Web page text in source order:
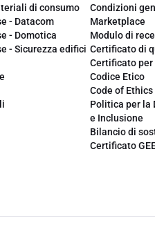
di consumo
- Datacom
- Domotica
- Sicurezza edifici
Condizioni
Marketplace
Modulo di
Certificato di
Certificato
Codice Etico
Code of Ethics
Politica per la
e Inclusione
Bilancio di
Certificato